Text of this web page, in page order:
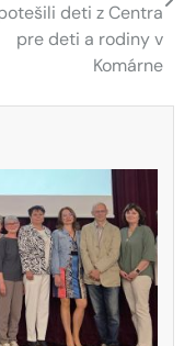
deti z Centra
pre deti a rodiny v
Komárne